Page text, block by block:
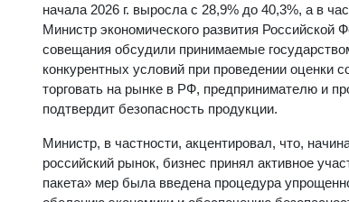
начала 2026 г. выросла с 28,9% до 40,3%, а в
Министр экономического развития Российской
совещания обсудили принимаемые
конкурентных условий при проведении оценки
торговать на рынке в РФ, предпринимателю и
подтвердит безопасность продукции.
Министр, в частности, акцентировал, что,
российский рынок, бизнес принял активное
пакета» мер была введена процедура